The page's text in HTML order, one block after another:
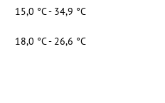
15,0 °C - 34,9 °C
18,0 °C - 26,6 °C